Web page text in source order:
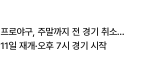
프로야구, 주말까지 전 경기 취소…
11일 재개·오후 7시 경기 시작